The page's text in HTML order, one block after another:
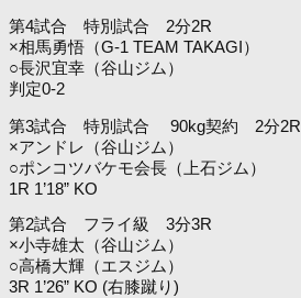
第4試合 特別試合 2分2R
×相馬勇悟（G-1 TEAM TAKAGI）
○長沢宜幸（谷山ジム）
判定0-2
第3試合 特別試合 90kg契約 2分2R
×アンドレ（谷山ジム）
○ポンコツバケモ会長（上石ジム）
1R 1’18” KO
第2試合 フライ級 3分3R
×小寺雄太（谷山ジム）
○高橋大輝（エスジム）
3R 1’26” KO (右膝蹴り)